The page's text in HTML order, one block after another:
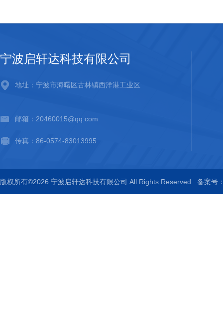
宁波启轩达科技有限公司
地址：宁波市海曙区古林镇西洋港工业区
邮箱：20460015@qq.com
传真：86-0574-83013995
版权所有©2026 宁波启轩达科技有限公司 All Rights Reserved 备案号